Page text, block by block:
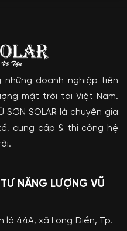
những doanh nghiệp tiên
mặt trời tại Việt Nam.
SƠN SOLAR là chuyên gia
cung cấp & thi công hệ
NĂNG LƯỢNG VŨ
lộ 44A, xã Long Điền, Tp.